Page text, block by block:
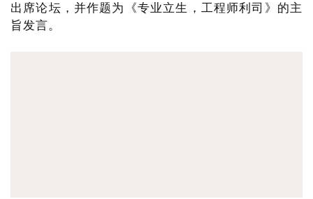
出席论坛，并作题为《专业立生，工程师利司》的主
旨发言。